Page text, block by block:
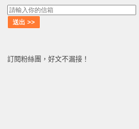
訂閱粉絲團，好文不漏接！